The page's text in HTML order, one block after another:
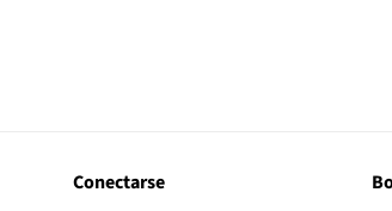
Conectarse